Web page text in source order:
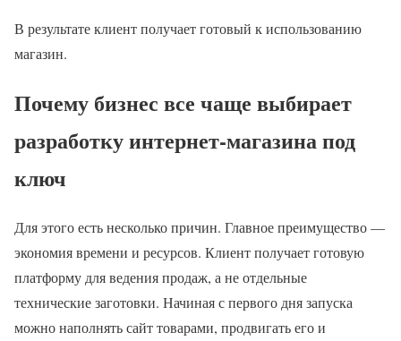
В результате клиент получает готовый к использованию
магазин.
Почему бизнес все чаще выбирает
разработку интернет-магазина под
ключ
Для этого есть несколько причин. Главное преимущество —
экономия времени и ресурсов. Клиент получает готовую
платформу для ведения продаж, а не отдельные
технические заготовки. Начиная с первого дня запуска
можно наполнять сайт товарами, продвигать его и